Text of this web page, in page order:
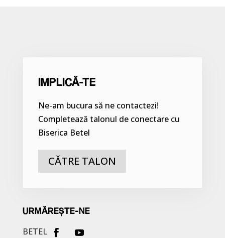
IMPLICĂ-TE
Ne-am bucura să ne contactezi!
Completează talonul de conectare cu
Biserica Betel
CĂTRE TALON
URMĂREȘTE-NE
BETEL